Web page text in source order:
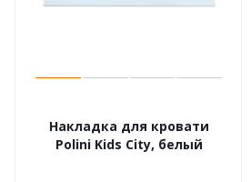
Накладка для кровати
Polini Kids City, белый